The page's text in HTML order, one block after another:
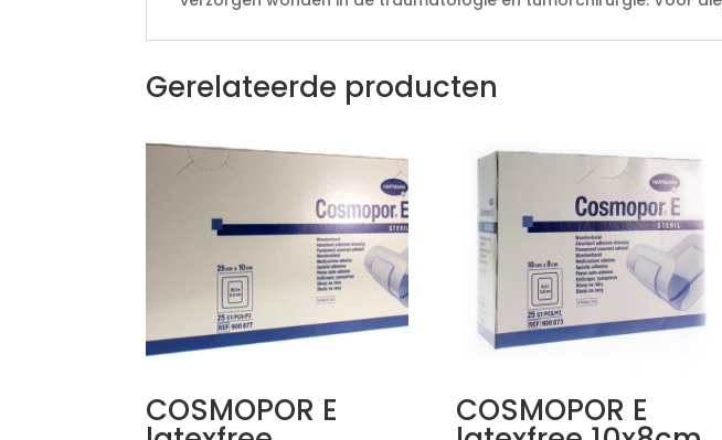
Gerelateerde producten
COSMOPOR E COSMOPOR E